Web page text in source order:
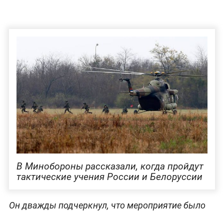
В Минобороны рассказали, когда пройдут
тактические учения России и Белоруссии
Он дважды подчеркнул, что мероприятие было